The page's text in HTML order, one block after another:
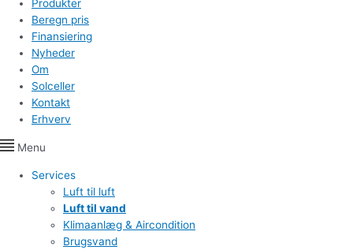
Produkter
Beregn pris
Finansiering
Nyheder
Om
Solceller
Kontakt
Erhverv
Menu
Services
Luft til luft
Luft til vand
Klimaanlæg & Aircondition
Brugsvand